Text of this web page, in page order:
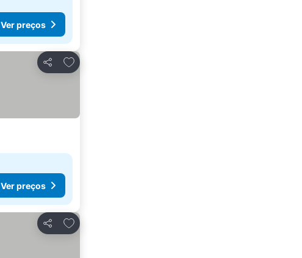
Ver preços
Partilhar
Adicionar aos favoritos
Ver preços
Partilhar
Adicionar aos favoritos